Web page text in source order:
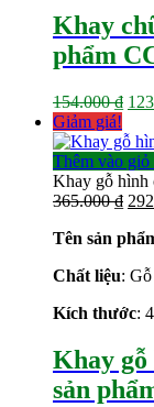
Khay
phẩm
154.000₫ Giá
là:
Giảm giá!
Thêm vào giỏ
Khay gỗ hình
365.000₫ Giá
là:
Tên sản
Chất liệu:
Kích thước:
Khay gỗ
sản